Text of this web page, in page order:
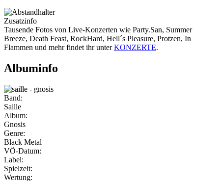
Zusatzinfo
Tausende Fotos von Live-Konzerten wie Party.San, Summer
Breeze, Death Feast, RockHard, Hell´s Pleasure, Protzen, In
Flammen und mehr findet ihr unterKONZERTE.
Albuminfo
Band:
Saille
Album:
Gnosis
Genre:
Black Metal
VÖ-Datum:
Label:
Spielzeit:
Wertung: